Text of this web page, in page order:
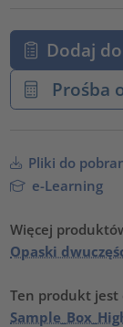
Dodaj
Prośba
Pliki do
e-Learning
Więcej
Opaski
Ten produkt jest